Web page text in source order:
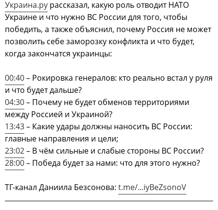
Украина.ру рассказал, какую роль отводит НАТО
Украине и что нужно ВС России для того, чтобы
победить, а также объяснил, почему Россия не может
позволить себе заморозку конфликта и что будет,
когда закончатся украинцы:
00:40– Рокировка генералов: кто реально встал у руля
и что будет дальше?
04:30– Почему не будет обменов территориями
между Россией и Украиной?
13:43– Какие удары должны наносить ВС России:
главные направления и цели;
23:02– В чём сильные и слабые стороны ВС России?
28:00– Победа будет за нами: что для этого нужно?
ТГ-канал Даниила Безсонова: t.me/...iyBeZsonoV